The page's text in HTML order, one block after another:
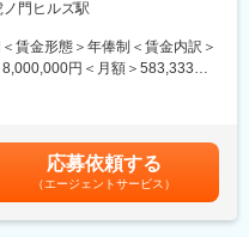
立場で、プロジェクトを着実
割を期待しています。
ワークでは、「なの花薬局」チ
声がダイレクトに感じられる環
きる社会」の実現を目指し、患
支援するデジタル医療プラット
門ヒルズ駅
賃金形態＞年俸制＜賃金内訳＞
円＜月額＞583,333円
を含めた表記です。
応募依頼する
（エージェントサービス）